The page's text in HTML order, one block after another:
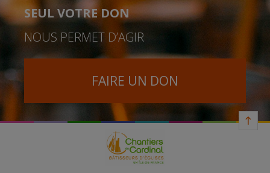
SEUL VOTRE DON
NOUS PERMET D’AGIR
FAIRE UN DON